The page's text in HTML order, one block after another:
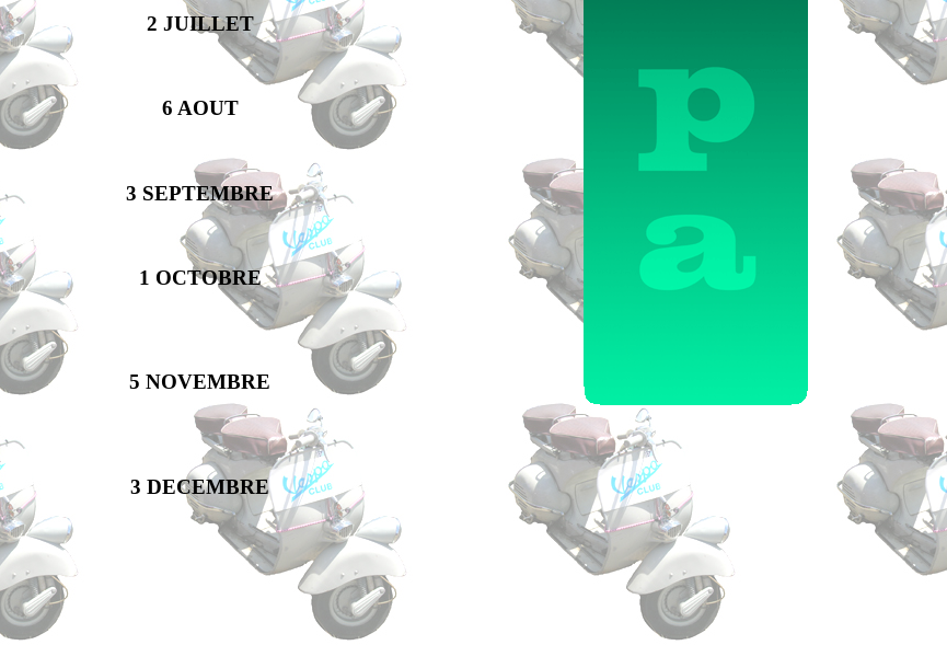
2 JUILLET
6 AOUT
3 SEPTEMBRE
1 OCTOBRE
5 NOVEMBRE
3 DECEMBRE